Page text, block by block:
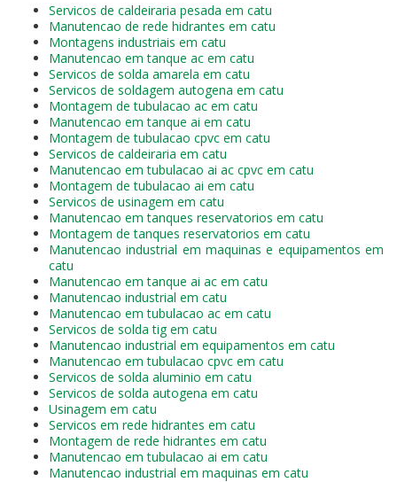
Servicos de caldeiraria pesada em catu
Manutencao de rede hidrantes em catu
Montagens industriais em catu
Manutencao em tanque ac em catu
Servicos de solda amarela em catu
Servicos de soldagem autogena em catu
Montagem de tubulacao ac em catu
Manutencao em tanque ai em catu
Montagem de tubulacao cpvc em catu
Servicos de caldeiraria em catu
Manutencao em tubulacao ai ac cpvc em catu
Montagem de tubulacao ai em catu
Servicos de usinagem em catu
Manutencao em tanques reservatorios em catu
Montagem de tanques reservatorios em catu
Manutencao industrial em maquinas e equipamentos em
catu
Manutencao em tanque ai ac em catu
Manutencao industrial em catu
Manutencao em tubulacao ac em catu
Servicos de solda tig em catu
Manutencao industrial em equipamentos em catu
Manutencao em tubulacao cpvc em catu
Servicos de solda aluminio em catu
Servicos de solda autogena em catu
Usinagem em catu
Servicos em rede hidrantes em catu
Montagem de rede hidrantes em catu
Manutencao em tubulacao ai em catu
Manutencao industrial em maquinas em catu